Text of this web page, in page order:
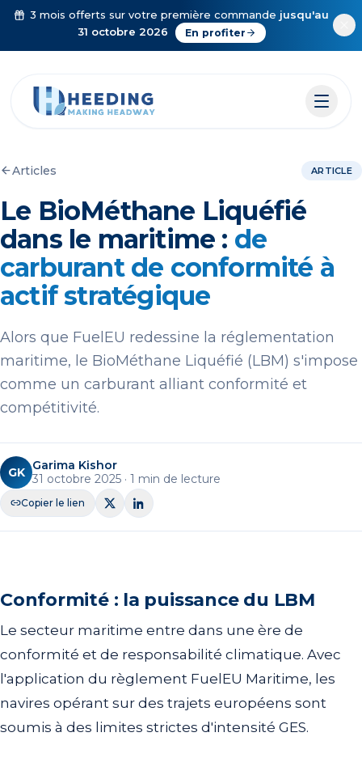
Aller au contenu
3 mois offerts sur votre première commande jusqu'au
31 octobre 2026
En profiter
Articles ARTICLE
Le BioMéthane Liquéfié
dans le maritime : de
carburant de conformité à
actif stratégique
Alors que FuelEU redessine la réglementation
maritime, le BioMéthane Liquéfié (LBM) s'impose
comme un carburant alliant conformité et
compétitivité.
GK Garima Kishor
31 octobre 2025 · 1 min de lecture
Copier le lien
LBM
Conformité : la puissance du LBM
Le secteur maritime entre dans une ère de
conformité et de responsabilité climatique. Avec
l'application du règlement FuelEU Maritime, les
navires opérant sur des trajets européens sont
soumis à des limites strictes d'intensité GES.